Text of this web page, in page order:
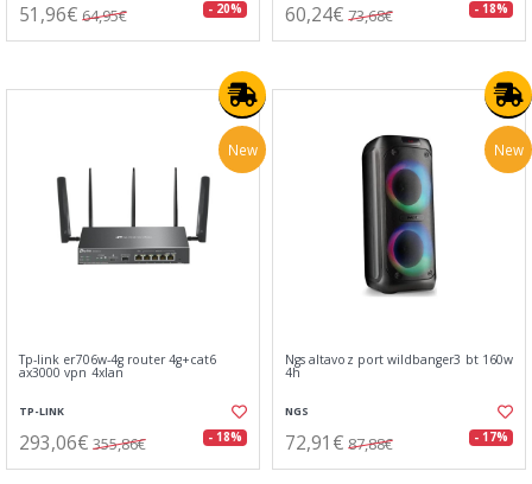
51,96€ 64,95€ - 20% 60,24€ 73,68€ - 18%
New
Tp-link er706w-4g router 4g+cat6
ax3000 vpn 4xlan
TP-LINK
293,06€ 355,86€ - 18%
New
Ngs altavoz port wildbanger3 bt 160w
4h
NGS
72,91€ 87,88€ - 17%